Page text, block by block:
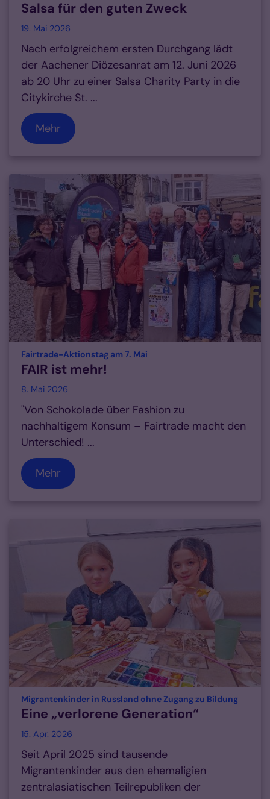
Salsa für den guten Zweck
19. Mai 2026
Nach erfolgreichem ersten Durchgang lädt
der Aachener Diözesanrat am 12. Juni 2026
ab 20 Uhr zu einer Salsa Charity Party in die
Citykirche St. ...
Mehr
Fairtrade-Aktionstag am 7. Mai
FAIR ist mehr!
8. Mai 2026
"Von Schokolade über Fashion zu
nachhaltigem Konsum – Fairtrade macht den
Unterschied! ...
Mehr
Migrantenkinder in Russland ohne Zugang zu Bildung:
Eine „verlorene Generation“
15. Apr. 2026
Seit April 2025 sind tausende
Migrantenkinder aus den ehemaligien
zentralasiatischen Teilrepubliken der